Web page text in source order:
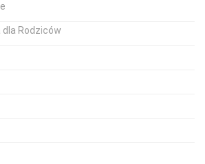
dla Rodziców